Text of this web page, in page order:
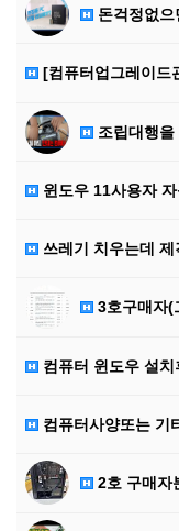
돈걱정없으면
[컴퓨터업그레이드
조립대행을
윈도우 11사용자
쓰레기 치우는데
3호구매자(그리
컴퓨터 윈도우 설치후
컴퓨터사양또는 기타주변
2호 구매자분의